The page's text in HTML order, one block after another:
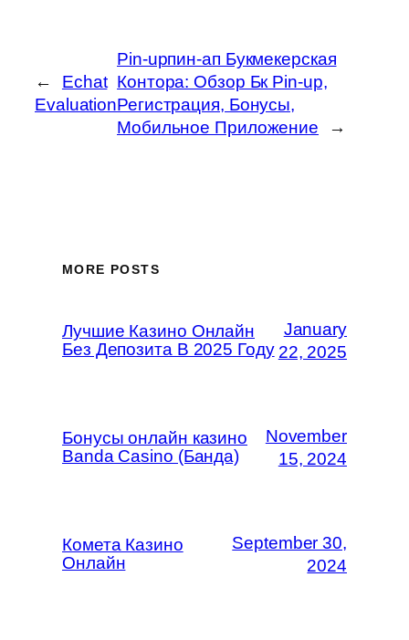
←
Echat
Evaluation
Pin-upпин-ап Букмекерская
Контора: Обзор Бк Pin-up,
Регистрация, Бонусы,
Мобильное Приложение
→
MORE POSTS
Лучшие Казино Онлайн
Без Депозита В 2025 Году
January
22, 2025
Бонусы онлайн казино
Banda Casino (Банда)
November
15, 2024
Комета Казино
Онлайн
September 30,
2024